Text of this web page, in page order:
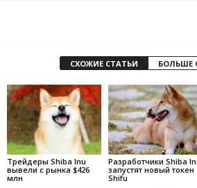
СХОЖИЕ СТАТЬИ БОЛЬШЕ
Трейдеры Shiba Inu
вывели с рынка $426
млн
Разработчики Shiba
запустят новый токен
Shifu